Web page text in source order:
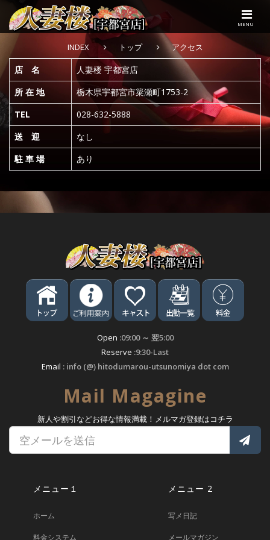
MENU
INDEX トップ アクセス
店 名
人妻楼 宇都宮店
所 在 地
栃木県宇都宮市簗瀬町1753-2
TEL
028-632-5888
送 迎
なし
駐 車 場
あり
Open :09:00 ～ 翌5:00
Reserve :9:30-Last
Email : info (@) hitodumarou-utsunomiya dot com
Mail Magagine
新人や割引などお得な情報満載！メルマガ登録はコチラ
メニュー１
ホーム
料金システム
メニュー 2
写メ日記
メールマガジン